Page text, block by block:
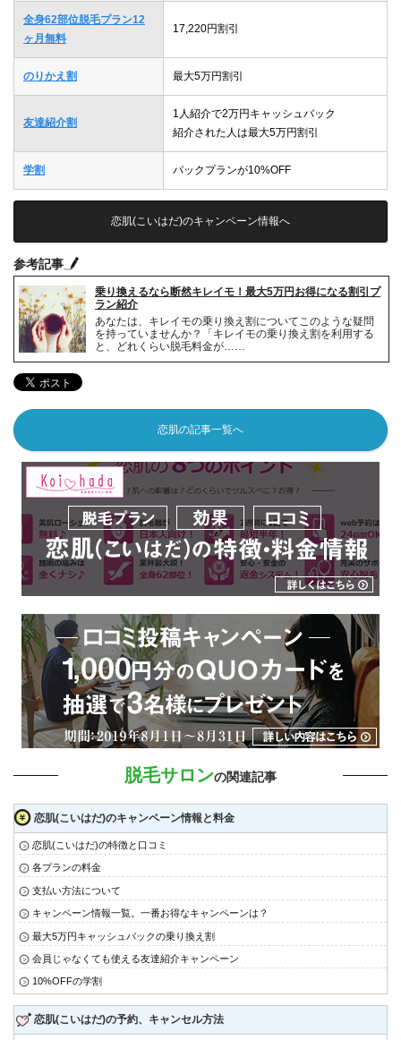
全身62部位脱毛プラン12
ヶ月無料
17,220円割引
のりかえ割 最大5万円割引
友達紹介割
1人紹介で2万円キャッシュバック
紹介された人は最大5万円割引
学割 パックプランが10%OFF
恋肌(こいはだ)のキャンペーン情報へ
参考記事
乗り換えるなら断然キレイモ！最大5万円お得になる割引プ
ラン紹介
あなたは、キレイモの乗り換え割についてこのような疑問
を持っていませんか？「キレイモの乗り換え割を利用する
と、どれくらい脱毛料金が……
恋肌の記事一覧へ
脱毛サロンの関連記事
恋肌(こいはだ)のキャンペーン情報と料金
恋肌(こいはだ)の特徴と口コミ
各プランの料金
支払い方法について
キャンペーン情報一覧。一番お得なキャンペーンは？
最大5万円キャッシュバックの乗り換え割
会員じゃなくても使える友達紹介キャンペーン
10%OFFの学割
恋肌(こいはだ)の予約、キャンセル方法